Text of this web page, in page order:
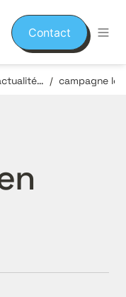
Contact
Publications (actualités et événements) /